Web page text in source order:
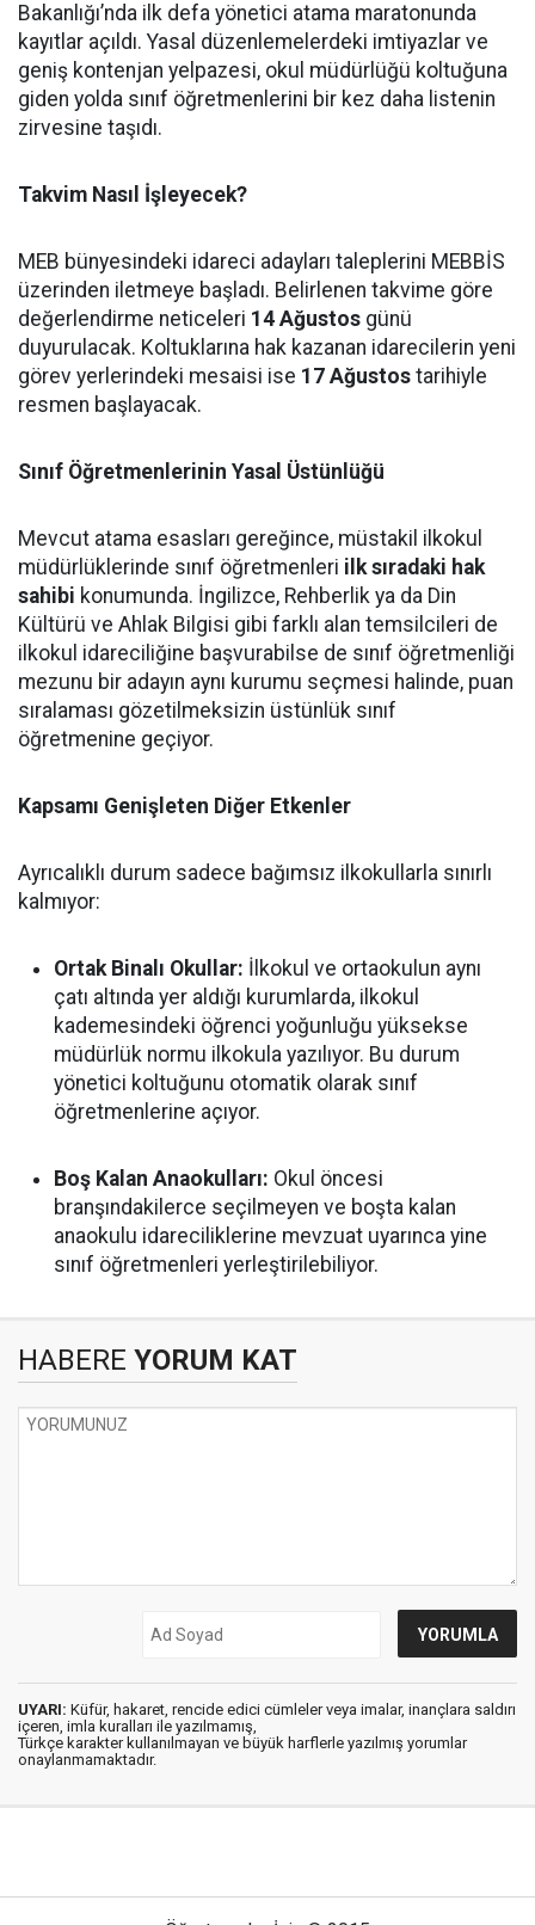
Bakanlığı’nda ilk defa yönetici atama maratonunda
kayıtlar açıldı. Yasal düzenlemelerdeki imtiyazlar ve
geniş kontenjan yelpazesi, okul müdürlüğü koltuğuna
giden yolda sınıf öğretmenlerini bir kez daha listenin
zirvesine taşıdı.
Takvim Nasıl İşleyecek?
MEB bünyesindeki idareci adayları taleplerini MEBBİS
üzerinden iletmeye başladı. Belirlenen takvime göre
değerlendirme neticeleri 14 Ağustos günü
duyurulacak. Koltuklarına hak kazanan idarecilerin yeni
görev yerlerindeki mesaisi ise 17 Ağustos tarihiyle
resmen başlayacak.
Sınıf Öğretmenlerinin Yasal Üstünlüğü
Mevcut atama esasları gereğince, müstakil ilkokul
müdürlüklerinde sınıf öğretmenleri ilk sıradaki hak
sahibi konumunda. İngilizce, Rehberlik ya da Din
Kültürü ve Ahlak Bilgisi gibi farklı alan temsilcileri de
ilkokul idareciliğine başvurabilse de sınıf öğretmenliği
mezunu bir adayın aynı kurumu seçmesi halinde, puan
sıralaması gözetilmeksizin üstünlük sınıf
öğretmenine geçiyor.
Kapsamı Genişleten Diğer Etkenler
Ayrıcalıklı durum sadece bağımsız ilkokullarla sınırlı
kalmıyor:
Ortak Binalı Okullar: İlkokul ve ortaokulun aynı
çatı altında yer aldığı kurumlarda, ilkokul
kademesindeki öğrenci yoğunluğu yüksekse
müdürlük normu ilkokula yazılıyor. Bu durum
yönetici koltuğunu otomatik olarak sınıf
öğretmenlerine açıyor.
Boş Kalan Anaokulları: Okul öncesi
branşındakilerce seçilmeyen ve boşta kalan
anaokulu idareciliklerine mevzuat uyarınca yine
sınıf öğretmenleri yerleştirilebiliyor.
HABERE YORUM KAT
UYARI: Küfür, hakaret, rencide edici cümleler veya imalar, inançlara saldırı
içeren, imla kuralları ile yazılmamış,
Türkçe karakter kullanılmayan ve büyük harflerle yazılmış yorumlar
onaylanmamaktadır.